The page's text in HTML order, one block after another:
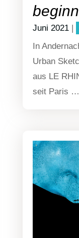
Juni 2021|
In
Urban
aus LE
seit Paris …